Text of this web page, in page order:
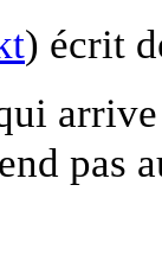
) écrit
pas